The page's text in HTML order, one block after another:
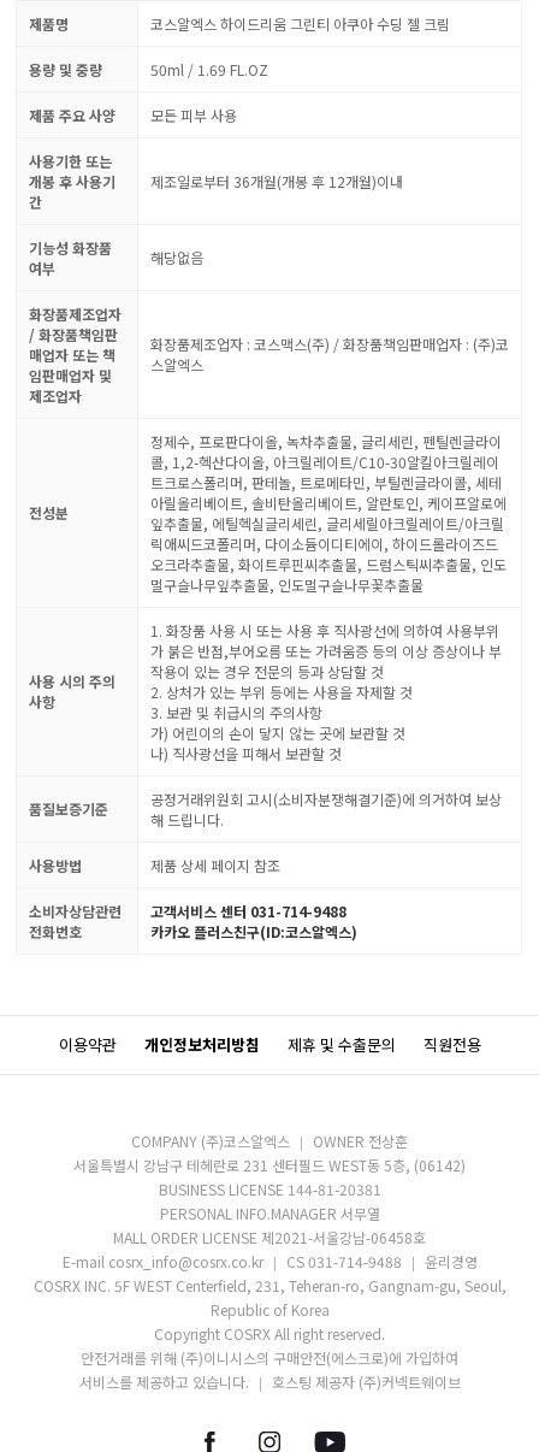
제품명 코스알엑스 하이드리움 그린티 아쿠아 수딩 젤 크림
용량 및 중량 50ml / 1.69 FL.OZ
제품 주요 사양 모든 피부 사용
사용기한 또는
개봉 후 사용기
간
제조일로부터 36개월(개봉 후 12개월)이내
기능성 화장품
여부
해당없음
화장품제조업자
/ 화장품책임판
매업자 또는 책
임판매업자 및
제조업자
화장품제조업자 : 코스맥스(주) / 화장품책임판매업자 : (주)코
스알엑스
전성분
정제수, 프로판다이올, 녹차추출물, 글리세린, 펜틸렌글라이
콜, 1,2-헥산다이올, 아크릴레이트/C10-30알킬아크릴레이
트크로스폴리머, 판테놀, 트로메타민, 부틸렌글라이콜, 세테
아릴올리베이트, 솔비탄올리베이트, 알란토인, 케이프알로에
잎추출물, 에틸헥실글리세린, 글리세릴아크릴레이트/아크릴
릭애씨드코폴리머, 다이소듐이디티에이, 하이드롤라이즈드
오크라추출물, 화이트루핀씨추출물, 드럼스틱씨추출물, 인도
멀구슬나무잎추출물, 인도멀구슬나무꽃추출물
사용 시의 주의
사항
1. 화장품 사용 시 또는 사용 후 직사광선에 의하여 사용부위
가 붉은 반점,부어오름 또는 가려움증 등의 이상 증상이나 부
작용이 있는 경우 전문의 등과 상담할 것
2. 상처가 있는 부위 등에는 사용을 자제할 것
3. 보관 및 취급시의 주의사항
가) 어린이의 손이 닿지 않는 곳에 보관할 것
나) 직사광선을 피해서 보관할 것
품질보증기준
공정거래위원회 고시(소비자분쟁해결기준)에 의거하여 보상
해 드립니다.
사용방법 제품 상세 페이지 참조
소비자상담관련
전화번호
고객서비스 센터 031-714-9488
카카오 플러스친구(ID:코스알엑스)
이용약관 개인정보처리방침 제휴 및 수출문의 직원전용
COMPANY (주)코스알엑스
OWNER 전상훈
서울특별시 강남구 테헤란로 231 센터필드 WEST동 5층, (06142)
BUSINESS LICENSE 144-81-20381
PERSONAL INFO.MANAGER 서무열
MALL ORDER LICENSE 제2021-서울강남-06458호
E-mail cosrx_info@cosrx.co.kr
CS 031-714-9488
윤리경영
COSRX INC. 5F WEST Centerfield, 231, Teheran-ro, Gangnam-gu, Seoul,
Republic of Korea
Copyright COSRX All right reserved.
안전거래를 위해 (주)이니시스의 구매안전(에스크로)에 가입하여
서비스를 제공하고 있습니다.
호스팅 제공자 (주)커넥트웨이브